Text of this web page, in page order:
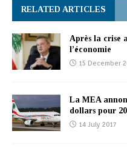
RELATED ARTICLES
Après la crise
l’économie
15 December
La MEA
dollars pour
14 July 2017